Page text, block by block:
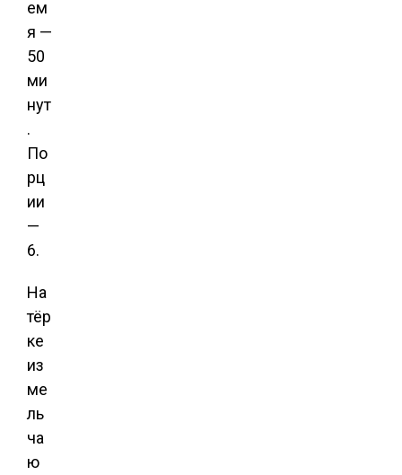
ем
я —
50
ми
нут
.
По
рц
ии
—
6.
На
тёр
ке
из
ме
ль
ча
ю